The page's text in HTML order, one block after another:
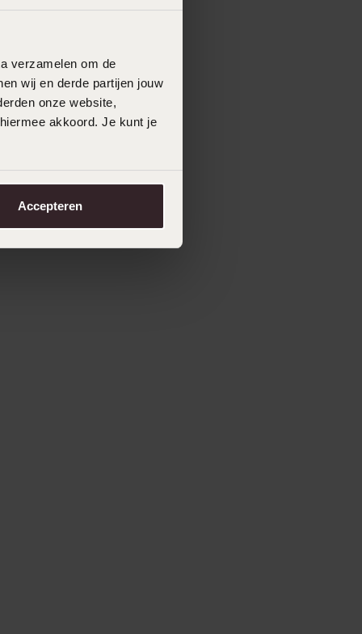
verzamelen om de
wij en derde partijen jouw
onze website,
akkoord. Je kunt je
Accepteren